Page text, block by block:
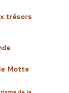
trésors
Motte
de la